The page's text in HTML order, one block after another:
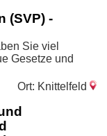
(SVP) -
Sie viel
Gesetze und
Ort: Knittelfeld